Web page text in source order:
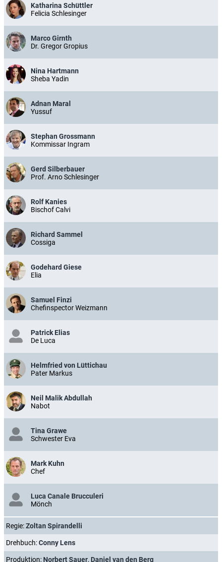
Katharina Schüttler
Felicia Schlesinger
Marco Girnth
Dr. Gregor Gropius
Nina Hartmann
Sheba Yadin
Adnan Maral
Yussuf
Stephan Grossmann
Kommissar Ingram
Gerd Silberbauer
Prof. Arno Schlesinger
Rolf Kanies
Bischof Calvi
Richard Sammel
Cossiga
Godehard Giese
Elia
Samuel Finzi
Chefinspector Weizmann
Patrick Elias
De Luca
Helmfried von Lüttichau
Pater Markus
Neil Malik Abdullah
Nabot
Tina Grawe
Schwester Eva
Mark Kuhn
Chef
Luca Canale Brucculeri
Mönch
Regie:Zoltan Spirandelli
Drehbuch:Conny Lens
Produktion: Norbert Sauer, Daniel van den Berg